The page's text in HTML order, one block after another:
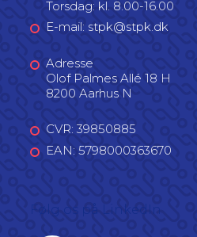
Torsdag: kl. 8.00-16.00
E-mail: stpk@stpk.dk
Adresse
Olof Palmes Allé 18 H
8200 Aarhus N
CVR: 39850885
EAN: 5798000363670